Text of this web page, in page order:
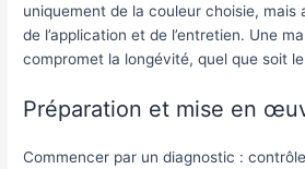
uniquement de la couleur choisie, mais
de l’application et de l’entretien. Une
compromet la longévité, quel que soit
Préparation et mise en
Commencer par un diagnostic :